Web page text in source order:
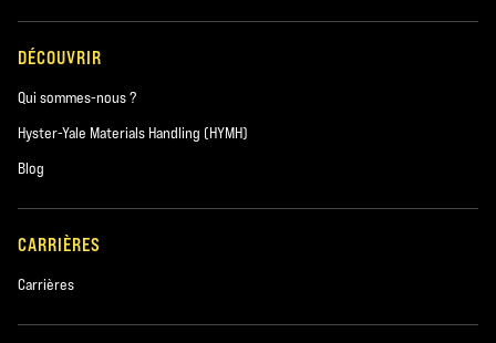
DÉCOUVRIR
Qui sommes-nous ?
Hyster-Yale Materials Handling (HYMH)
Blog
CARRIÈRES
Carrières